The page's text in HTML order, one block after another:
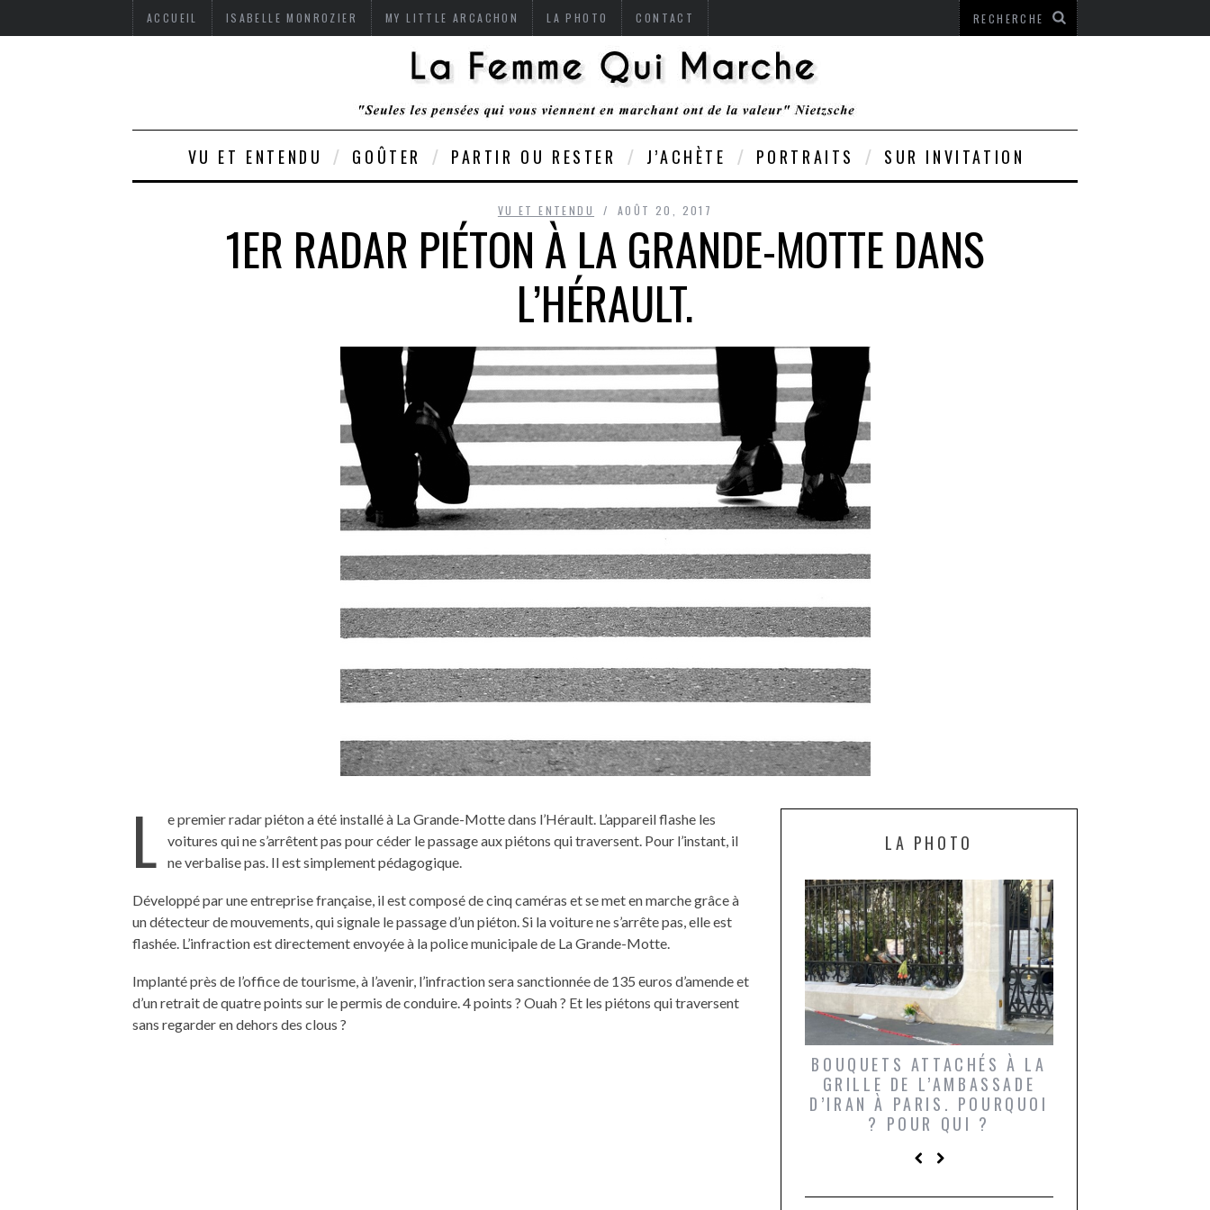
ACCUEIL ISABELLE MONROZIER MY LITTLE ARCACHON LA PHOTO CONTACT
VU ET ENTENDU GOÛTER PARTIR OU RESTER J’ACHÈTE PORTRAITS SUR INVITATION
VU ET ENTENDU AOÛT 20, 2017
1ER RADAR PIÉTON À LA GRANDE-MOTTE DANS
L’HÉRAULT.
L
e premier radar piéton a été installé à La Grande-Motte dans l’Hérault. L’appareil flashe les
voitures qui ne s’arrêtent pas pour céder le passage aux piétons qui traversent. Pour l’instant, il
ne verbalise pas. Il est simplement pédagogique.
Développé par une entreprise française, il est composé de cinq caméras et se met en marche grâce à
un détecteur de mouvements, qui signale le passage d’un piéton. Si la voiture ne s’arrête pas, elle est
flashée. L’infraction est directement envoyée à la police municipale de La Grande-Motte.
Implanté près de l’office de tourisme, à l’avenir, l’infraction sera sanctionnée de 135 euros d’amende et
d’un retrait de quatre points sur le permis de conduire. 4 points ? Ouah ? Et les piétons qui traversent
sans regarder en dehors des clous ?
LA PHOTO
BOUQUETS ATTACHÉS À LA
GRILLE DE L’AMBASSADE
D’IRAN À PARIS. POURQUOI
? POUR QUI ?